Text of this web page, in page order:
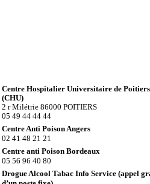
Centre Hospitalier Universitaire de Poitiers
(CHU)
2 r Milétrie 86000 POITIERS
05 49 44 44 44
Centre Anti Poison Angers
02 41 48 21 21
Centre anti Poison Bordeaux
05 56 96 40 80
Drogue Alcool Tabac Info Service (appel